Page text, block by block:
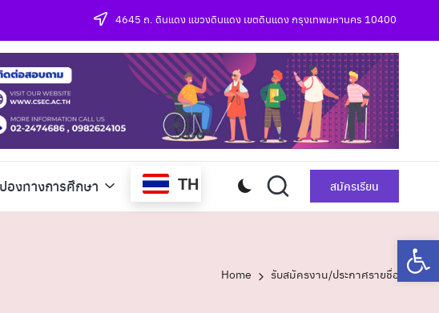
4645 ถ. ดินแดง แขวงดินแดง เขตดินแดง กรุงเทพมหานคร 10400
องทางการศึกษา TH สมัครเรียน
Home รับสมัครงาน/ประกาศรายชื่อ